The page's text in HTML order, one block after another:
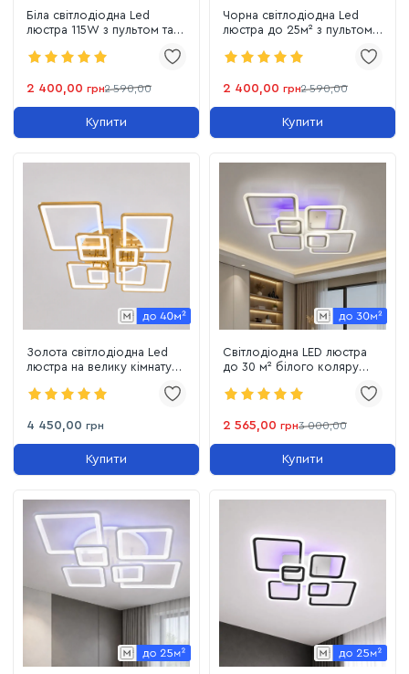
Біла світлодіодна Led
люстра 115W з пультом та
(A8160/6WH LED)
2 400,00 грн2 590,00
Купити
Чорна світлодіодна Led
люстра до 25м² з пультом
150W Black Geometric
3color)
2 400,00 грн2 590,00
Купити
Золота світлодіодна Led
люстра на велику кімнату
димером та підсвіткою
4 450,00 грн
Купити
Світлодіодна LED люстра
до 30 м² білого коляру
5331/2+2+2 WT+RGB)
2 565,00 грн3 000,00
Купити